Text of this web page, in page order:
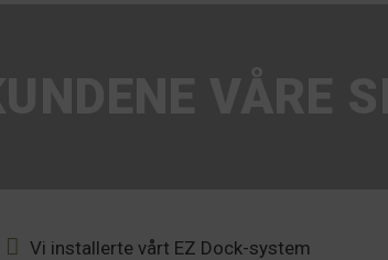
Vi installerte vårt EZ Dock-system